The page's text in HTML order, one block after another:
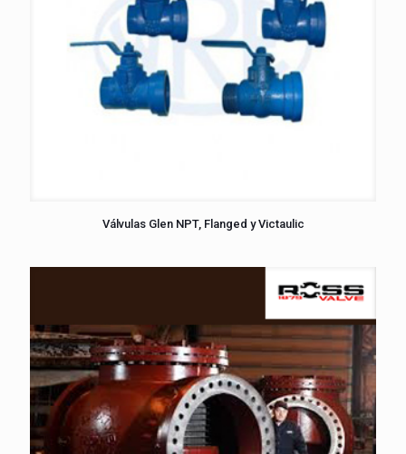
Válvulas Glen NPT, Flanged y Victaulic